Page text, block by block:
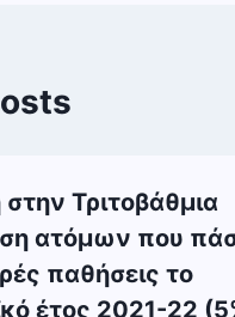
Τριτοβάθμια
ατόμων που
παθήσεις το
έτος 2021-22